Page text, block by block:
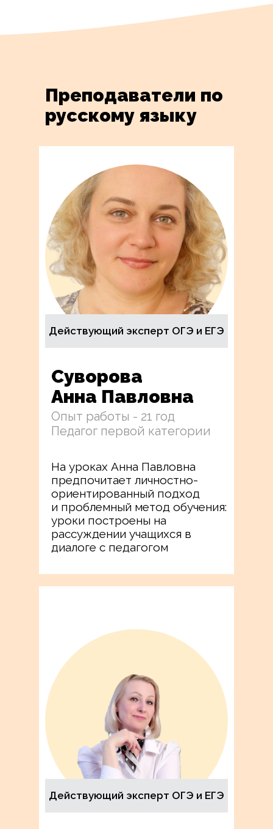
Преподаватели по
русскому языку
Суворова
Анна Павловна
Опыт работы - 21 год
Педагог первой категории
На уроках Анна Павловна
предпочитает личностно-
ориентированный подход
и проблемный метод обучения:
уроки построены на
рассуждении учащихся в
диалоге с педагогом
Действующий эксперт ОГЭ и ЕГЭ
Действующий эксперт ОГЭ и ЕГЭ